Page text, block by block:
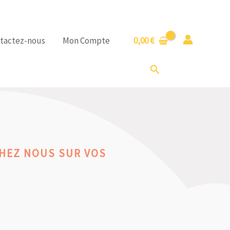
nous Mon Compte 0,00€
Rechercher
NOUS SUR VOS